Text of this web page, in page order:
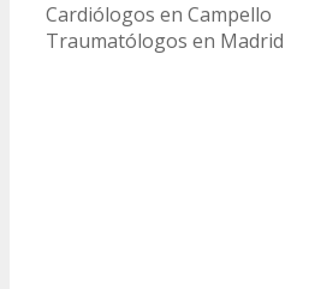
Cardiólogos en Campello
Traumatólogos en Madrid